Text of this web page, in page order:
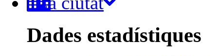
Dades estadístiques